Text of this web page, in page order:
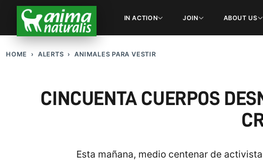
IN ACTION JOIN ABOUT US
HOME ALERTS ANIMALES PARA VESTIR
CINCUENTA CUERPOS
Esta mañana, medio centenar de